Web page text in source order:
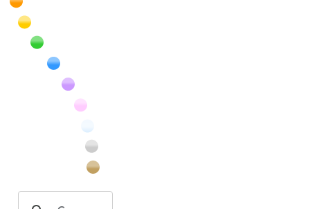
橙色の花のフリー写真素材
黄色の花のフリー写真素材
緑色の花のフリー写真素材
青色の花のフリー写真素材
紫色の花のフリー写真素材
白色の花のフリー写真素材
昆虫のフリー写真素材